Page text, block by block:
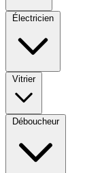
Électricien
Vitrier
Déboucheur